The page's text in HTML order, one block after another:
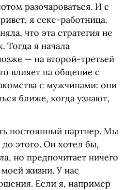
разочароваться. И с
я секс-работница.
что эта стратегия не
Тогда я начала
— на второй-третьей
влияет на общение с
с мужчинами: они
ближе, когда узнают,
постоянный партнер. Мы
этого. Он хотел бы,
но предпочитает ничего
жизни. У нас
Если я, например